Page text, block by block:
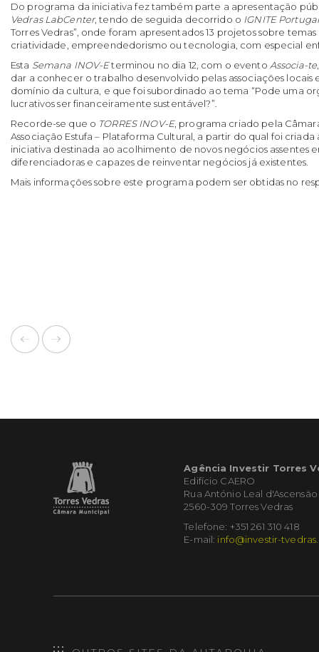
Do programa da iniciativa fez também parte a apresentação
Vedras LabCenter, tendo de seguida decorrido o IGNITE Portugal
Torres Vedras”, onde foram apresentados 13 projetos sobre
criatividade, empreendedorismo ou tecnologia, com especial
Esta Semana INOV-Eterminou no dia 12, com o evento Associa-te
dar a conhecer o trabalho desenvolvido pelas associações locais
domínio da cultura, e que foi subordinado ao tema “Pode uma
lucrativos ser financeiramente sustentável?”.
Recorde-se que o TORRES INOV-E, programa criado pela
Associação Estufa – Plataforma Cultural, a partir do qual foi criada
iniciativa destinada ao acolhimento de novos negócios assentes
diferenciadoras e capazes de reinventar negócios já existentes.
Mais informações sobre este programa podem ser obtidas no
Agência Investir Torres
Edifício CAERO
Rua António Leal d'Ascensão
2560-309 Torres Vedras
Telefone: +351 261 310 418
E-mail: info@investir-